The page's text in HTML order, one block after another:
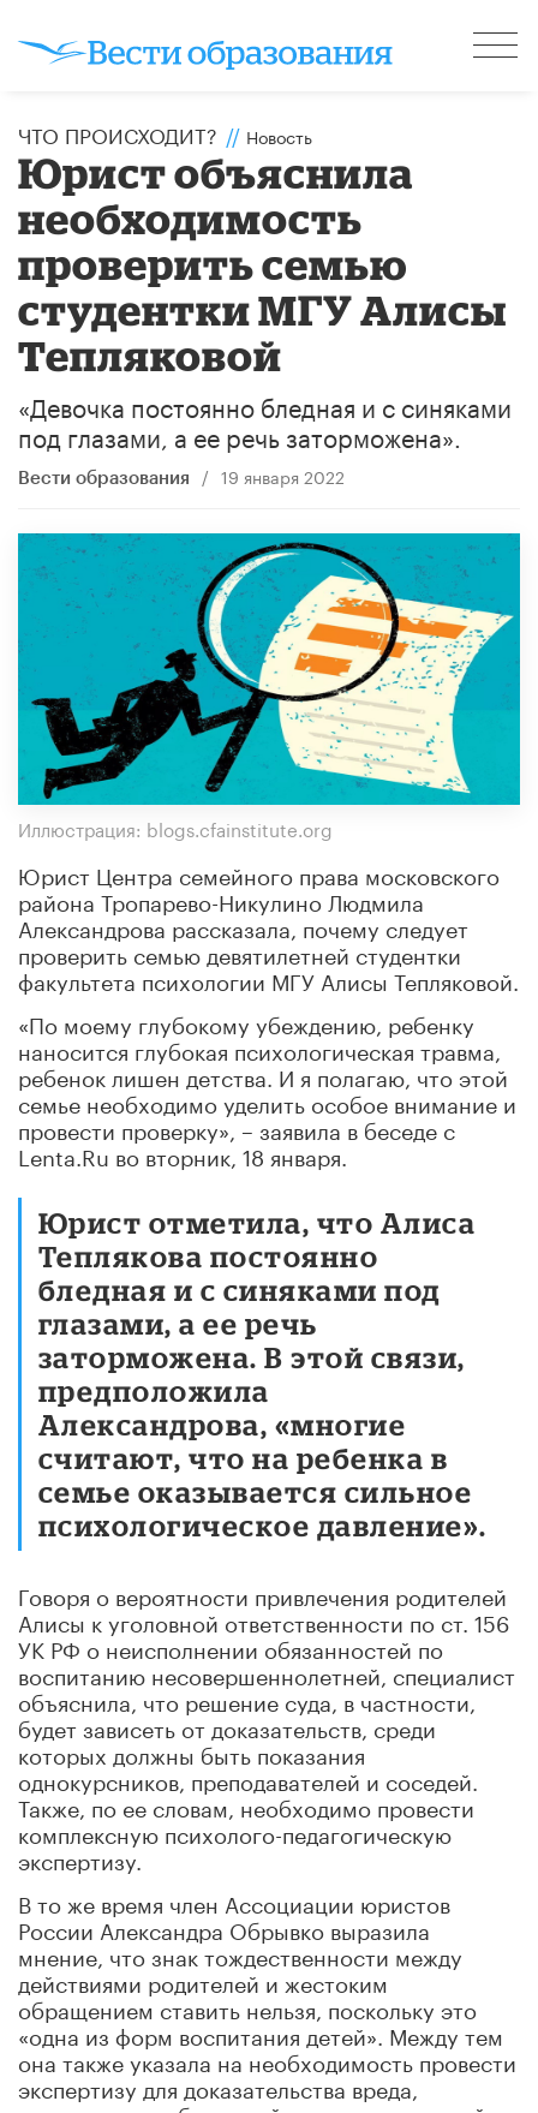
ЧТО ПРОИСХОДИТ? // Новость
Юрист объяснила
необходимость
проверить семью
студентки МГУ Алисы
Тепляковой
«Девочка постоянно бледная и с синяками
под глазами, а ее речь заторможена».
Вести образования / 19 января 2022
Иллюстрация: blogs.cfainstitute.org
Юрист Центра семейного права московского
района Тропарево-Никулино Людмила
Александрова рассказала, почему следует
проверить семью девятилетней студентки
факультета психологии МГУ Алисы Тепляковой.
«По моему глубокому убеждению, ребенку
наносится глубокая психологическая травма,
ребенок лишен детства. И я полагаю, что этой
семье необходимо уделить особое внимание и
провести проверку», – заявила в беседе с
Lenta.Ru во вторник, 18 января.
Юрист отметила, что Алиса
Теплякова постоянно
бледная и с синяками под
глазами, а ее речь
заторможена. В этой связи,
предположила
Александрова, «многие
считают, что на ребенка в
семье оказывается сильное
психологическое давление».
Говоря о вероятности привлечения родителей
Алисы к уголовной ответственности по ст. 156
УК РФ о неисполнении обязанностей по
воспитанию несовершеннолетней, специалист
объяснила, что решение суда, в частности,
будет зависеть от доказательств, среди
которых должны быть показания
однокурсников, преподавателей и соседей.
Также, по ее словам, необходимо провести
комплексную психолого-педагогическую
экспертизу.
В то же время член Ассоциации юристов
России Александра Обрывко выразила
мнение, что знак тождественности между
действиями родителей и жестоким
обращением ставить нельзя, поскольку это
«одна из форм воспитания детей». Между тем
она также указала на необходимость провести
экспертизу для доказательства вреда,